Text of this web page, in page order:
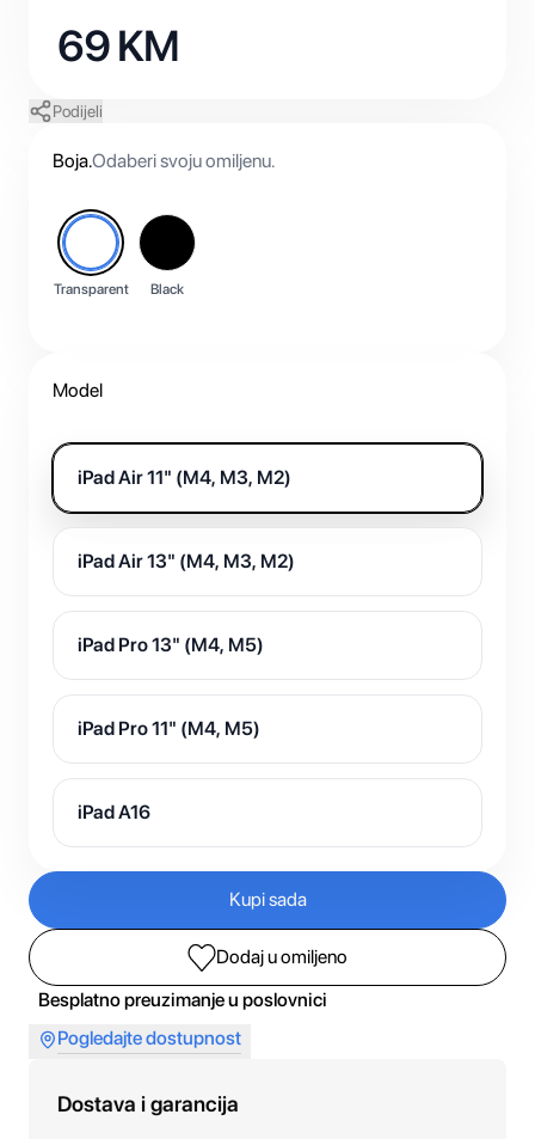
69KM
Podijeli
Boja.Odaberi svoju omiljenu.
Transparent Black
Model
iPad Air 11" (M4, M3, M2)
iPad Air 13" (M4, M3, M2)
iPad Pro 13" (M4, M5)
iPad Pro 11" (M4, M5)
iPad A16
Kupi sada
Dodaj u omiljeno
Besplatno preuzimanje u poslovnici
Pogledajte dostupnost
Dostava i garancija